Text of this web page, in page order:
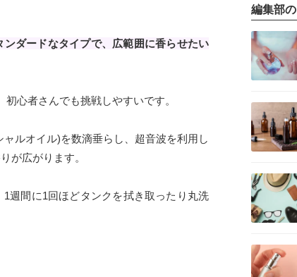
ダードなタイプで、広範囲に香らせたい
心者さんでも挑戦しやすいです。
ルオイル)を数滴垂らし、超音波を利用し
が広がります。
週間に1回ほどタンクを拭き取ったり丸洗
編集部